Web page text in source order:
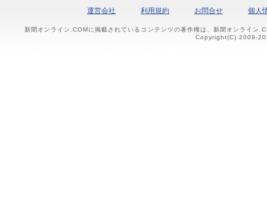
運営会社 利用規約 お問合せ 個人
新聞オンライン.COMに掲載されているコンテンツの著作権は、新聞オンライン
Copyright(C) 2009-